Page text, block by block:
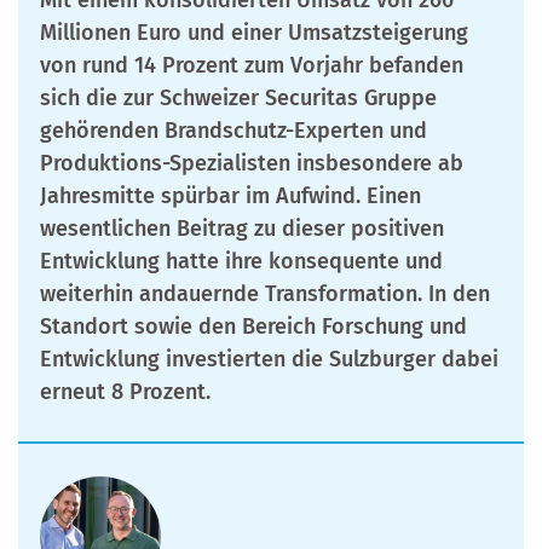
Millionen Euro und einer Umsatzsteigerung
von rund 14 Prozent zum Vorjahr befanden
sich die zur Schweizer Securitas Gruppe
gehörenden Brandschutz-Experten und
Produktions-Spezialisten insbesondere ab
Jahresmitte spürbar im Aufwind. Einen
wesentlichen Beitrag zu dieser positiven
Entwicklung hatte ihre konsequente und
weiterhin andauernde Transformation. In den
Standort sowie den Bereich Forschung und
Entwicklung investierten die Sulzburger dabei
erneut 8 Prozent.